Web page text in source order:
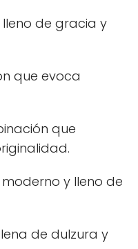
lleno de gracia y
que evoca
que
y lleno de
de dulzura y